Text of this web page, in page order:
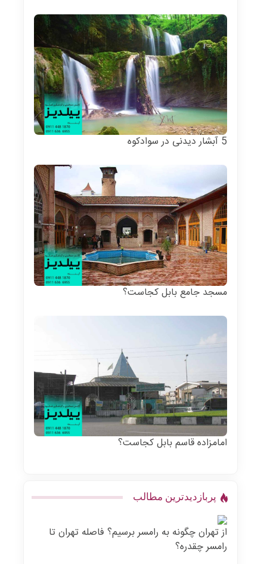
5 آبشار دیدنی در سوادکوه
مسجد جامع بابل کجاست؟
امامزاده قاسم بابل کجاست؟
پربازدیدترین مطالب
از تهران چگونه به رامسر برسیم؟ فاصله تهران تا
رامسر چقدره؟